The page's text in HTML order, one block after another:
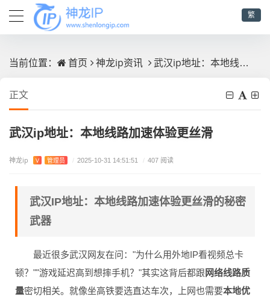
繁
当前位置： 首页 神龙ip资讯 武汉ip地址：本地线路加速体验更丝滑
正文
武汉ip地址：本地线路加速体验更丝滑
神龙ip V 管理员 / 2025-10-31 14:51:51 / 407 阅读
武汉IP地址：本地线路加速体验更丝滑的秘密
武器
最近很多武汉网友在问："为什么用外地IP看视频总卡
顿？""游戏延迟高到想摔手机？"其实这背后都跟 网络线路质
量密切相关。就像坐高铁要选直达车次，上网也需要本地优